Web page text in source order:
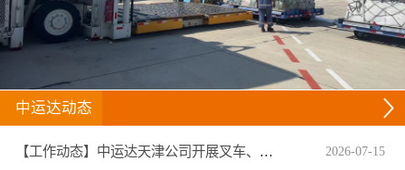
中运达动态
【工作动态】中运达天津公司开展叉车、拖头车技能趣味竞赛 2026-07-15